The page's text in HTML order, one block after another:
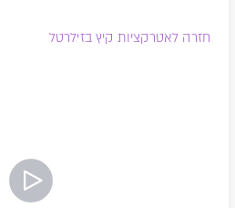
חזרה לאטרקציות קיץ בזילרטל